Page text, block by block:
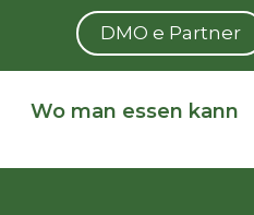
DMO e Partner
Wo man essen kann